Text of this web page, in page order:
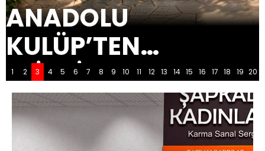
ANADOLU
KULÜP’TEN
ESİNTİLER
1 2 3 4 5 6 7 8 9 10 11 12 13 14 15 16 17 18 19 20